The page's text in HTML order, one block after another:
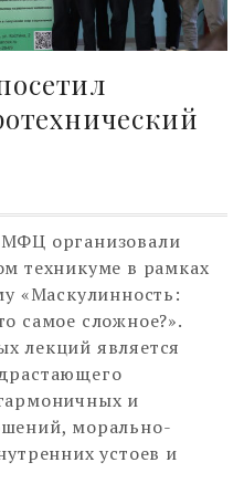
организовали
техникуме в рамках
«Маскулинность:
самое сложное?».
лекций является
и
морально-
устоев и